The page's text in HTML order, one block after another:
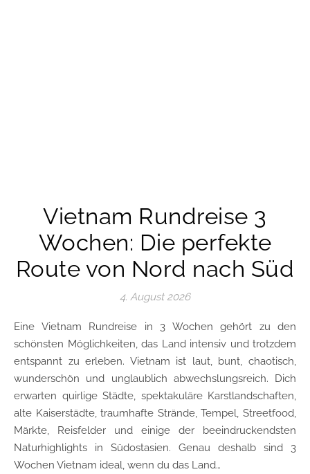
Vietnam Rundreise 3
Wochen: Die perfekte
Route von Nord nach Süd
4. August 2026
Eine Vietnam Rundreise in 3 Wochen gehört zu den
schönsten Möglichkeiten, das Land intensiv und trotzdem
entspannt zu erleben. Vietnam ist laut, bunt, chaotisch,
wunderschön und unglaublich abwechslungsreich. Dich
erwarten quirlige Städte, spektakuläre Karstlandschaften,
alte Kaiserstädte, traumhafte Strände, Tempel, Streetfood,
Märkte, Reisfelder und einige der beeindruckendsten
Naturhighlights in Südostasien. Genau deshalb sind 3
Wochen Vietnam ideal, wenn du das Land…